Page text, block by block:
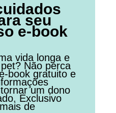
seu
e-book
vida longa e
Não perca
book gratuito e
um dono
Exclusivo
de